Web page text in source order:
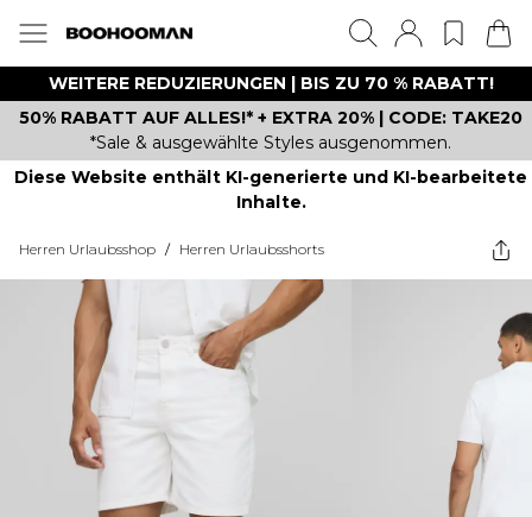
WEITERE REDUZIERUNGEN | BIS ZU 70 % RABATT!
50% RABATT AUF ALLES!* + EXTRA 20% | CODE: TAKE20
*Sale & ausgewählte Styles ausgenommen.
Diese Website enthält KI-generierte und KI-bearbeitete
Inhalte.
Herren Urlaubsshop / Herren Urlaubsshorts